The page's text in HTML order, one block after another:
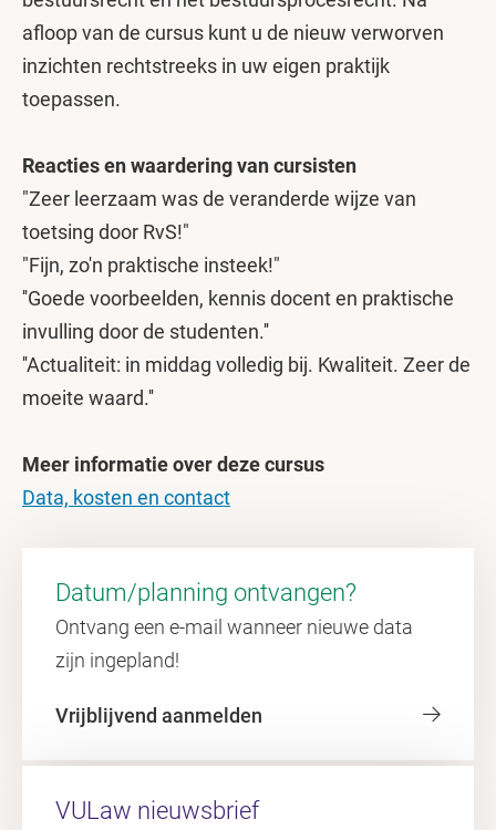
afloop van de cursus kunt u de nieuw verworven
inzichten rechtstreeks in uw eigen praktijk
toepassen.
Reacties en waardering van cursisten
"Zeer leerzaam was de veranderde wijze van
toetsing door RvS!"
"Fijn, zo'n praktische insteek!"
''Goede voorbeelden, kennis docent en praktische
invulling door de studenten.''
''Actualiteit: in middag volledig bij. Kwaliteit. Zeer de
moeite waard.''
Meer informatie over deze cursus
Data, kosten en contact
Datum/planning ontvangen?
Ontvang een e-mail wanneer nieuwe data
zijn ingepland!
Vrijblijvend aanmelden
VULaw nieuwsbrief